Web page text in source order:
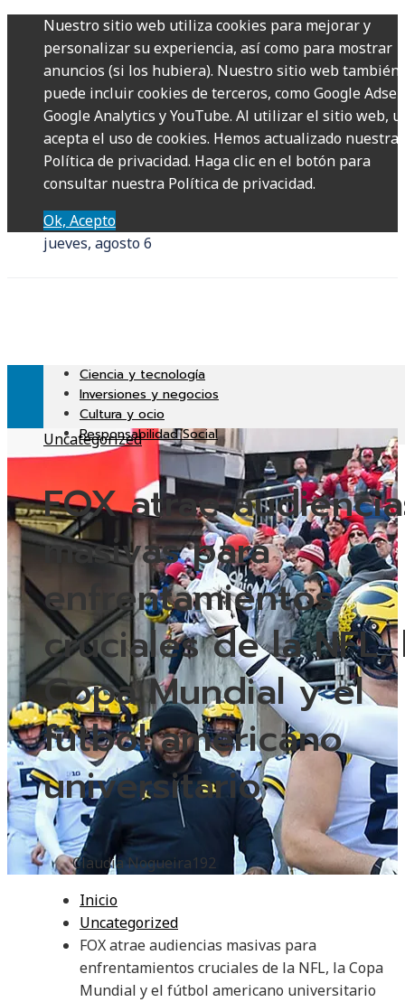
Nuestro sitio web utiliza cookies para mejorar y
personalizar su experiencia, así como para mostrar
anuncios (si los hubiera). Nuestro sitio web también
puede incluir cookies de terceros, como Google
Google Analytics y YouTube. Al utilizar el sitio web,
acepta el uso de cookies. Hemos actualizado nuestra
Política de privacidad. Haga clic en el botón para
consultar nuestra Política de privacidad.
Ok, Acepto
jueves, agosto 6
Ciencia y tecnología
Inversiones y negocios
Cultura y ocio
Responsabilidad Social
Uncategorized
FOX atrae
masivas para
enfrentamientos
cruciales de la NFL,
Copa Mundial y el
fútbol americano
universitario
Claudia Nogueira192
Inicio
Uncategorized
FOX atrae audiencias masivas para
enfrentamientos cruciales de la NFL, la Copa
Mundial y el fútbol americano universitario